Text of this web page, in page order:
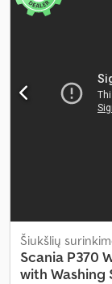
Šiukšlių
Scania P370
with Washing